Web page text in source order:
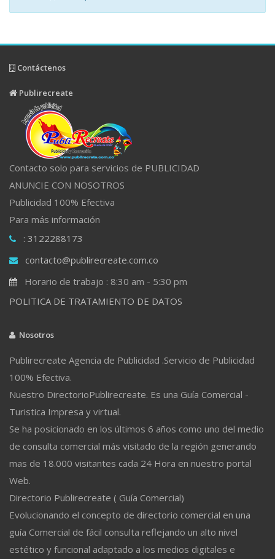
Contáctenos
Publirecreate
Contacto solo para servicios de PUBLICIDAD
ANUNCIE CON NOSOTROS
Publicidad 100% Efectiva
Para más información
: 3122288173
contacto@publirecreate.com.co
Horario de trabajo : 8:30 am - 5:30 pm
POLITICA DE TRATAMIENTO DE DATOS
Nosotros
Publirecreate Agencia de Publicidad .Servicio de Publicidad
100% Efectiva.
Nuestro DirectorioPublirecreate. Es una Guía Comercial -
Turistica Impresa y virtual.
Se ha posicionado en los últimos 6 años como uno del medio
de consulta comercial más visitado de la región generando
mas de 18.000 visitantes cada 24 Hora en nuestro portal
Web.
Directorio Publirecreate ( Guía Comercial)
Evolucionando el concepto de directorio comercial en una
guía Comercial de fácil consulta reflejando un alto nivel
estético y funcional adaptado a los medios digitales e